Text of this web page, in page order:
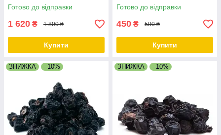
Готово до відправки
1 620 ₴ 1 800 ₴
Купити
Готово до відправки
450 ₴ 500 ₴
Купити
ЗНИЖКА –10% ЗНИЖКА –10%